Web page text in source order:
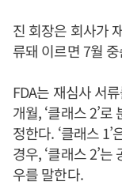
진 회장은 회사가
류돼 이르면 7월
FDA는 재심사 서
개월, ‘클래스 2’
정한다. ‘클래스
경우, ‘클래스 2’
우를 말한다.